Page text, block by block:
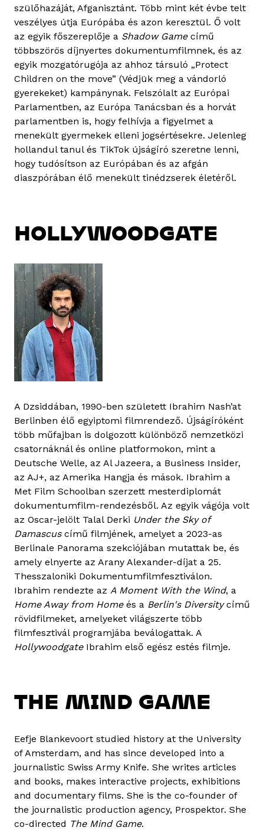
szülőhazáját, Afganisztánt. Több mint két évbe telt
veszélyes útja Európába és azon keresztül. Ő volt
az egyik főszereplője a Shadow Gamecímű
többszörös díjnyertes dokumentumfilmnek, és az
egyik mozgatórugója az ahhoz társuló „Protect
Children on the move” (Védjük meg a vándorló
gyerekeket) kampánynak. Felszólalt az Európai
Parlamentben, az Európa Tanácsban és a horvát
parlamentben is, hogy felhívja a figyelmet a
menekült gyermekek elleni jogsértésekre. Jelenleg
hollandul tanul és TikTok újságíró szeretne lenni,
hogy tudósítson az Európában és az afgán
diaszpórában élő menekült tinédzserek életéről.
HOLLYWOODGATE
A Dzsiddában, 1990-ben született Ibrahim Nash’at
Berlinben élő egyiptomi filmrendező. Újságíróként
több műfajban is dolgozott különböző nemzetközi
csatornáknál és online platformokon, mint a
Deutsche Welle, az Al Jazeera, a Business Insider,
az AJ+, az Amerika Hangja és mások. Ibrahim a
Met Film Schoolban szerzett mesterdiplomát
dokumentumfilm-rendezésből. Az egyik vágója volt
az Oscar-jelölt Talal Derki Under the Sky of
Damascuscímű filmjének, amelyet a 2023-as
Berlinale Panorama szekciójában mutattak be, és
amely elnyerte az Arany Alexander-díjat a 25.
Thesszaloniki Dokumentumfilmfesztiválon.
Ibrahim rendezte az A Moment With the Wind, a
Home Away from Homeés a Berlin's Diversitycímű
rövidfilmeket, amelyeket világszerte több
filmfesztivál programjába beválogattak. A
HollywoodgateIbrahim első egész estés filmje.
THE MIND GAME
Eefje Blankevoort studied history at the University
of Amsterdam, and has since developed into a
journalistic Swiss Army Knife. She writes articles
and books, makes interactive projects, exhibitions
and documentary films. She is the co-founder of
the journalistic production agency, Prospektor. She
co-directed The Mind Game.